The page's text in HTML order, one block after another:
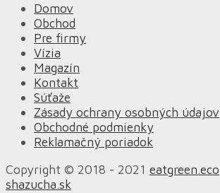
Domov
Obchod
Pre firmy
Vízia
Magazín
Kontakt
Súťaže
Zásady ochrany osobných údajov
Obchodné podmienky
Reklamačný poriadok
Copyright © 2018 - 2021 eatgreen.eco
shazucha.sk